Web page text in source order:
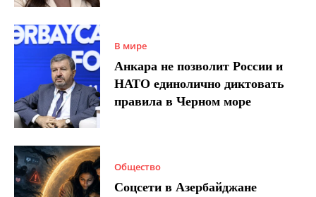
В мире
Анкара не позволит России и
НАТО единолично диктовать
правила в Черном море
Общество
Соцсети в Азербайджане